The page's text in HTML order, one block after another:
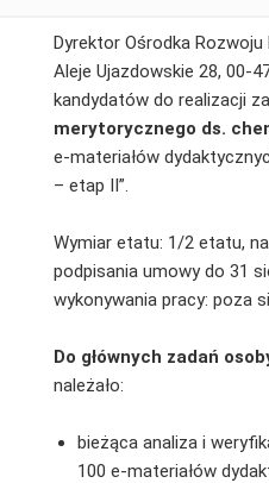
Dyrektor Ośrodka Rozwoju
Aleje Ujazdowskie 28, 00-
kandydatów do realizacji
merytorycznego ds.
e-materiałów
– etap II”.
Wymiar etatu: 1/2 etatu,
podpisania umowy do 31
wykonywania pracy: poza
Do głównych zadań
należało:
bieżąca analiza i
100 e-materiałów